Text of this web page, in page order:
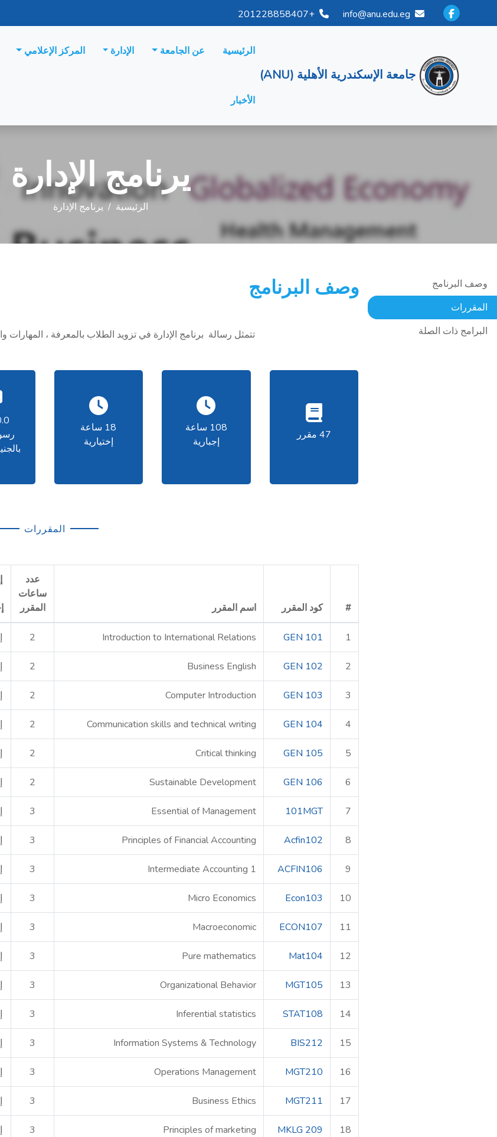
info@anu.edu.eg
+201228858407
جامعة الإسكندرية الأهلية (ANU)
الرئيسية عن الجامعة الإدارة المركز الإعلامي
الأخبار
يرنامج الإدارة
الرئيسية / يرنامج الإدارة
وصف البرنامج
المقررات
البرامج ذات الصلة
وصف البرنامج
تتمثل رسالة برنامج الإدارة في تزويد الطلاب بالمعرفة ،
47 مقرر
108 ساعة
إجبارية
18 ساعة
إختيارية
المقررات
# كود المقرر اسم المقرر
عدد
ساعات
المقرر
1
GEN 101
Introduction to International Relations
2
2
GEN 102
Business English
2
3
GEN 103
Computer Introduction
2
4
GEN 104
Communication skills and technical writing
2
5
GEN 105
Critical thinking
2
6
GEN 106
Sustainable Development
2
7
101MGT
Essential of Management
3
8
Acfin102
Principles of Financial Accounting
3
9
ACFIN106
Intermediate Accounting 1
3
10
Econ103
Micro Economics
3
11
ECON107
Macroeconomic
3
12
Mat104
Pure mathematics
3
13
MGT105
Organizational Behavior
3
14
STAT108
Inferential statistics
3
15
BIS212
Information Systems & Technology
3
16
MGT210
Operations Management
3
17
MGT211
Business Ethics
3
18
MKLG 209
Principles of marketing
3